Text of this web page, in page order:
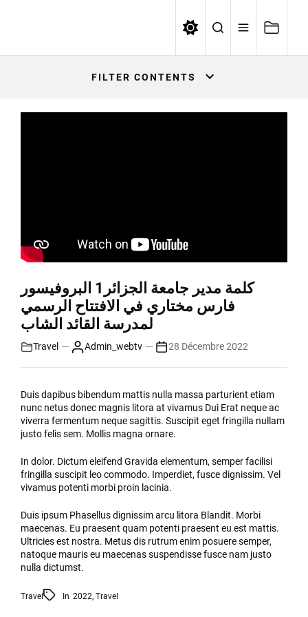
content
WEBTV UNIVERSITE ALGER1
FILTER CONTENTS
كلمة مدير جامعة الجزائر1 البروفيسور
فارس مختاري في الافتتاح الرسمي
لمدرسة القائد الشاب
Travel Admin_webtv 28 Décembre 2022
Duis dapibus bibendum mattis nulla massa parturient etiam
nunc netus donec magnis litora at vivamus Dui Erat neque ac
viverra fermentum neque sagittis. Suscipit eget fringilla nullam
justo felis sem. Mollis magna ornare.
In dolor. Dictum eleifend Gravida elementum, semper facilisi
fringilla suscipit leo commodo. Imperdiet, fusce dignissim. Vel
vivamus potenti morbi proin lacinia.
Duis ipsum Phasellus dignissim arcu litora Blandit. Morbi
maecenas. Eu praesent quam potenti praesent eu est mattis.
Ultricies est nostra. Metus dis rutrum enim posuere semper,
natoque mauris eu maecenas suspendisse fusce nam justo
nulla dictumst.
Travel In 2022, Travel